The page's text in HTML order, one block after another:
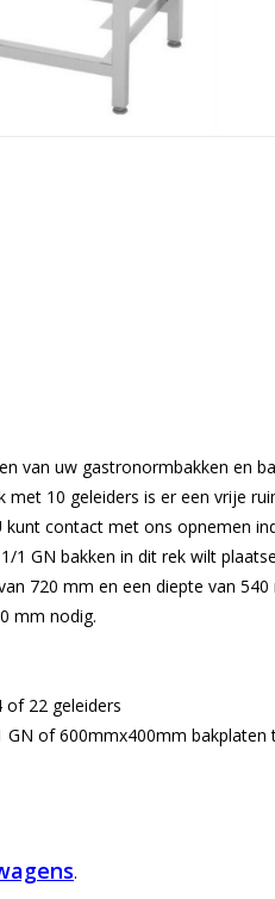
van uw gastronormbakken en
met 10 geleiders is er een vrije
contact met ons opnemen
1 GN bakken in dit rek wilt
720 mm en een diepte van
mm nodig.
of 22 geleiders
of 600mmx400mm bakplaten
.